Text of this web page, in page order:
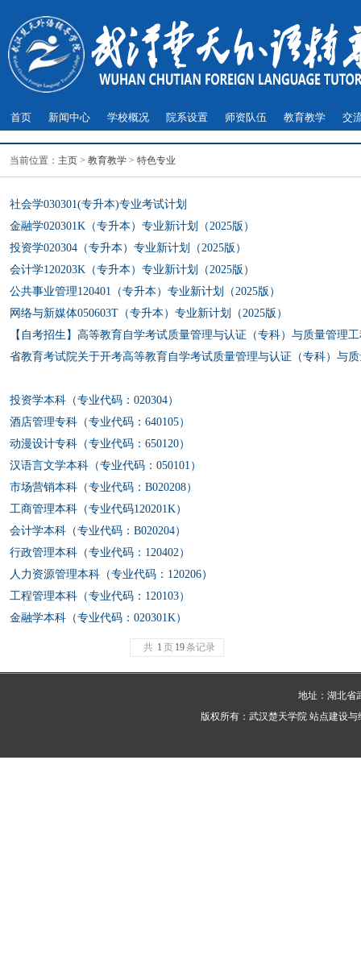
首页 新闻中心 学校概况 院系设置 师资队伍 教育教学 交
当前位置： 主页 > 教育教学 > 特色专业
社会学030301(专升本)专业考试计划
金融学020301K（专升本）专业新计划（2025版）
投资学020304（专升本）专业新计划（2025版）
会计学120203K（专升本）专业新计划（2025版）
公共事业管理120401（专升本）专业新计划（2025版）
网络与新媒体050603T（专升本）专业新计划（2025版）
【自考招生】高等教育自学考试质量管理与认证（专科）与质量管理
省教育考试院关于开考高等教育自学考试质量管理与认证（专科）与
投资学本科（专业代码：020304）
酒店管理专科（专业代码：640105）
动漫设计专科（专业代码：650120）
汉语言文学本科（专业代码：050101）
市场营销本科（专业代码：B020208）
工商管理本科（专业代码120201K）
会计学本科（专业代码：B020204）
行政管理本科（专业代码：120402）
人力资源管理本科（专业代码：120206）
工程管理本科（专业代码：120103）
金融学本科（专业代码：020301K）
共 1 页 19条记录
地址：湖北省
版权所有：武汉楚天学院 站点建设